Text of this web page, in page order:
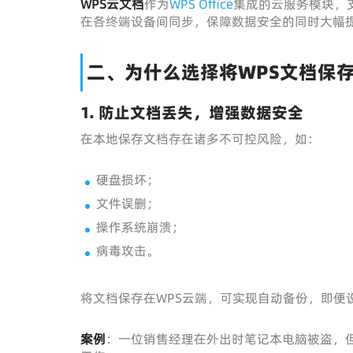
WPS云文档作为WPS Office集成的云服务模块，
在各终端设备间同步，保障数据安全的同时大幅
二、为什么选择将WPS文档保
1. 防止文档丢失，增强数据安全
在本地保存文档存在诸多不可控风险，如：
硬盘损坏；
文件误删；
操作系统崩溃；
病毒攻击。
将文档保存在WPS云端，可实现自动备份，即
案例：一位销售经理在外出时笔记本电脑被盗